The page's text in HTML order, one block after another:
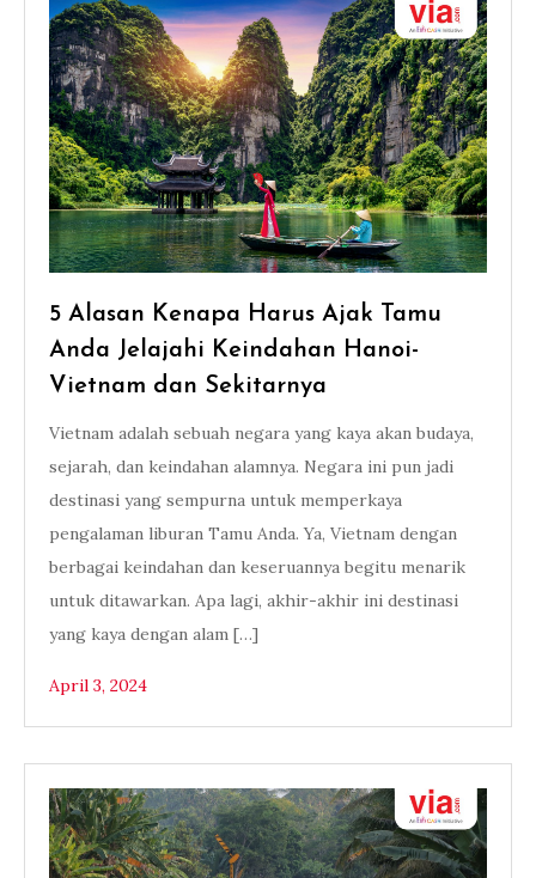
5 Alasan Kenapa Harus Ajak Tamu
Anda Jelajahi Keindahan Hanoi-
Vietnam dan Sekitarnya
Vietnam adalah sebuah negara yang kaya akan budaya,
sejarah, dan keindahan alamnya. Negara ini pun jadi
destinasi yang sempurna untuk memperkaya
pengalaman liburan Tamu Anda. Ya, Vietnam dengan
berbagai keindahan dan keseruannya begitu menarik
untuk ditawarkan. Apa lagi, akhir-akhir ini destinasi
yang kaya dengan alam […]
April 3, 2024